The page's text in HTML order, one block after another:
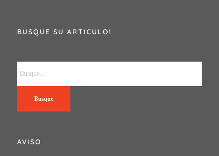
BUSQUE SU ARTICULO!
Busque
AVISO